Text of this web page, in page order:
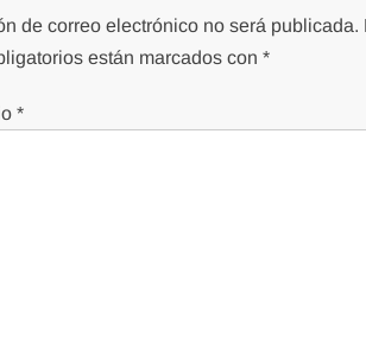
de correo electrónico no será publicada.
están marcados con*
*